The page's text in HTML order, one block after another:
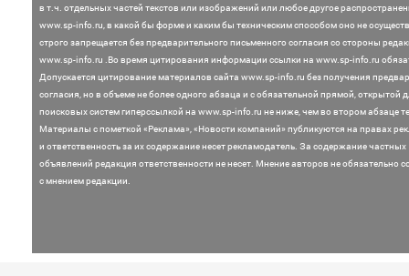
в т.ч. отдельных частей текстов или изображений или любое другое
www.sp-info.ru, в какой бы форме и каким бы техническим способом оно не
строго запрещается без предварительного письменного согласия со стороны
www.sp-info.ru .Во время цитирования информации ссылки на www.sp-info.ru
Допускается цитирование материалов сайта www.sp-info.ru без получения
согласия, но в объеме не более одного абзаца и с обязательной прямой, открытой
поисковых систем гиперссылкой на www.sp-info.ru не ниже, чем во втором абзаце
Материалы с пометкой «Реклама», «Новости компаний» публикуются на правах
и ответственность за их содержание несет рекламодатель. За содержание частных
объявлений редакция ответственности не несет. Мнениеавторов не обязательно
с мнением редакции.